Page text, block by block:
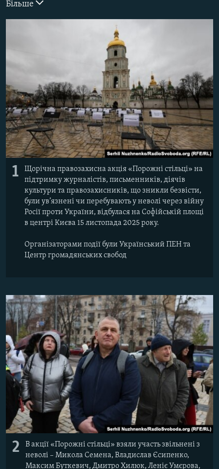
Русский
ДОЛУЧАЙСЯ!
Усі сайти RFE/RL
Більше
1
Щорічна правозахисна акція «Порожні стільці» на
підтримку журналістів, письменників, діячів
культури та правозахисників, що зникли безвісти,
були ув’язнені чи перебувають у неволі через війну
Росії проти України, відбулася на Софійській площі
в центрі Києва 15 листопада 2025 року.
Організаторами події були Український ПЕН та
Центр громадянських свобод
2
В акції «Порожні стільці» взяли участь звільнені з
неволі – Микола Семена, Владислав Єсипенко,
Максим Буткевич, Дмитро Хилюк, Леніє Умєрова,